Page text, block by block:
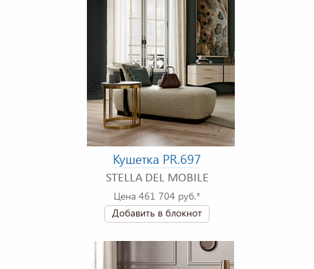
Кушетка PR.697
STELLA DEL MOBILE
Цена 461 704 руб.*
Добавить в блокнот